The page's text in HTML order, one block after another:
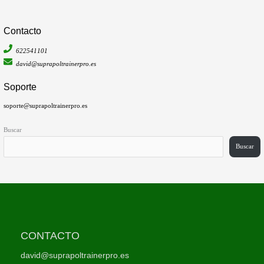
Contacto
622541101
david@suprapoltrainerpro.es
Soporte
soporte@suprapoltrainerpro.es
Buscar
Buscar
CONTACTO
david@suprapoltrainerpro.es